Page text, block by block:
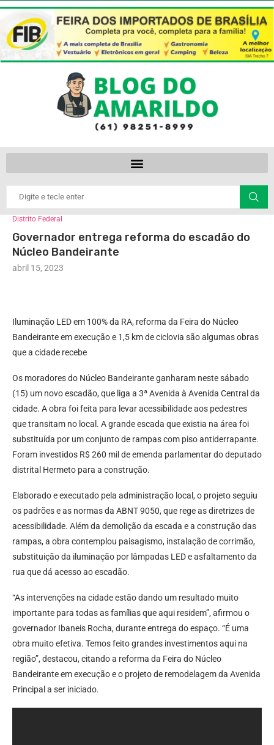
Distrito Federal
Governador entrega reforma do escadão do
Núcleo Bandeirante
abril 15, 2023
Iluminação LED em 100% da RA, reforma da Feira do Núcleo
Bandeirante em execução e 1,5 km de ciclovia são algumas obras
que a cidade recebe
Os moradores do Núcleo Bandeirante ganharam neste sábado
(15) um novo escadão, que liga a 3ª Avenida à Avenida Central da
cidade. A obra foi feita para levar acessibilidade aos pedestres
que transitam no local. A grande escada que existia na área foi
substituída por um conjunto de rampas com piso antiderrapante.
Foram investidos R$ 260 mil de emenda parlamentar do deputado
distrital Hermeto para a construção.
Elaborado e executado pela administração local, o projeto seguiu
os padrões e as normas da ABNT 9050, que rege as diretrizes de
acessibilidade. Além da demolição da escada e a construção das
rampas, a obra contemplou paisagismo, instalação de corrimão,
substituição da iluminação por lâmpadas LED e asfaltamento da
rua que dá acesso ao escadão.
“As intervenções na cidade estão dando um resultado muito
importante para todas as famílias que aqui residem”, afirmou o
governador Ibaneis Rocha, durante entrega do espaço. “É uma
obra muito efetiva. Temos feito grandes investimentos aqui na
região”, destacou, citando a reforma da Feira do Núcleo
Bandeirante em execução e o projeto de remodelagem da Avenida
Principal a ser iniciado.